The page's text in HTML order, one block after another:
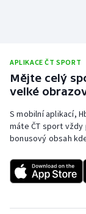
APLIKACE ČT SPORT
Mějte celý
velké
S mobilní aplikací,
máte ČT sport
bonusový obsah